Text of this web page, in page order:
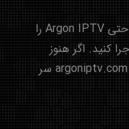
Argon IPTV را
کنید. اگر هنوز
argoniptv.com سر